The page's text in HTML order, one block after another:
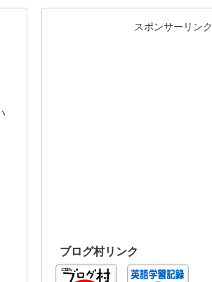
スポンサーリンク
ブログ村リンク